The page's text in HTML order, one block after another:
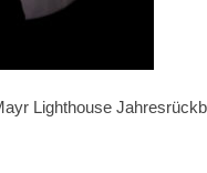
Lighthouse